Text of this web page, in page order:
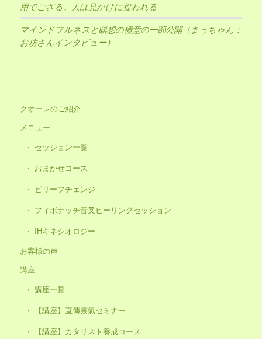
用でござる。人は見かけに捉われる
マインドフルネスと瞑想の極意の一部公開（まっちゃん：
お坊さんインタビュー）
クオーレのご紹介
メニュー
セッション一覧
おまかせコース
ビリーフチェンジ
フィボナッチ音叉ヒーリングセッション
IHキネシオロジー
お客様の声
講座
講座一覧
【講座】直傳靈氣セミナー
【講座】カタリスト養成コース